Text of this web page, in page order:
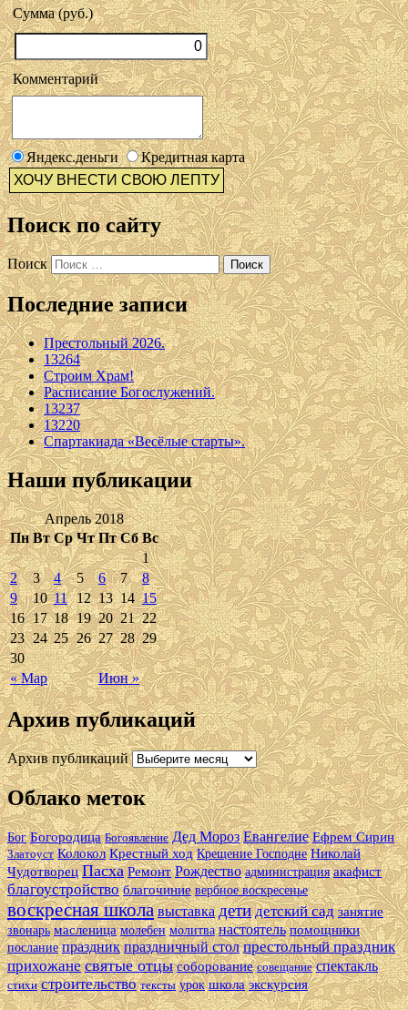
Сумма (руб.)
Комментарий
Яндекс.деньги Кредитная карта
Поиск по сайту
Поиск
Последние записи
Престольный 2026.
13264
Строим Храм!
Расписание Богослужений.
13237
13220
Спартакиада «Весёлые старты».
Наши публикации
Апрель 2018
Пн Вт Ср Чт Пт Сб Вс
« Мар Июн »
1
2
3 4 5 6 7
8
9
10 11 12 13 14 15
16 17 18 19 20 21 22
23 24 25 26 27 28 29
30
Архив публикаций
Архив публикаций
Облако меток
Бог Богородица Богоявление Дед Мороз Евангелие Ефрем Сирин
Златоуст Колокол Крестный ход Крещение Господне Николай
Чудотворец Пасха Ремонт Рождество администрация акафист
благоустройство благочиние вербное воскресенье
воскресная школа выставка дети детский сад занятие
звонарь масленица молебен молитва настоятель помощники
послание праздник праздничный стол престольный праздник
прихожане святые отцы соборование совещание спектакль
стихи строительство тексты урок школа экскурсия